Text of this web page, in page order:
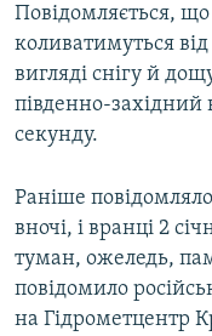
ВІДЕОУРОКИ «ELIFBE»
СВІДЧЕННЯ ОКУПАЦІЇ
Русский
Qırımtatar
Усі сайти RFE/RL
Повідомляється,
коливатимуться
вигляді снігу й
південно-західний
секунду.
Раніше
вночі, і вранці 2
туман, ожеледь,
повідомило
на Гідрометцентр